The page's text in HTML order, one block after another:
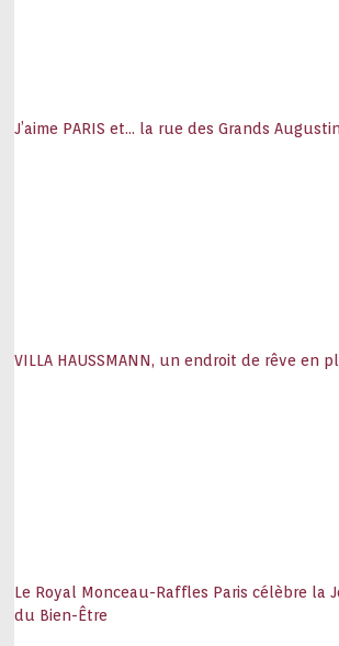
J’aime PARIS et… la rue des Grands
VILLA HAUSSMANN, un endroit de rêve en
Le Royal Monceau-Raffles Paris célèbre la
du Bien-Être